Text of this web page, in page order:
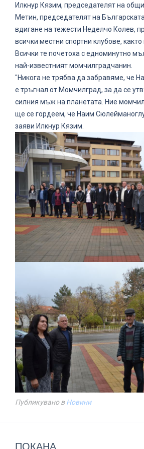
Илкнур Кязим, председателят на
Метин, председателят на
вдигане на тежести Неделчо Колев,
всички местни спортни клубове,
Всички те почетоха с едноминутно
най-известният момчилградчанин.
"Никога не трябва да забравяме, че
е тръгнал от Момчилград, за да се
силния мъж на планетата. Ние
ще се гордеем, че Наим
заяви Илкнур Кязим.
Публикувано вНовини
ПОКАНА